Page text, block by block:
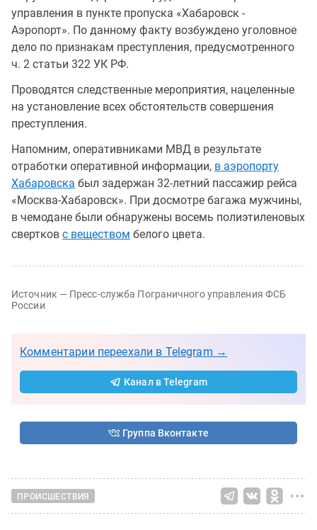
управления в пункте пропуска «Хабаровск -
Аэропорт». По данному факту возбуждено уголовное
дело по признакам преступления, предусмотренного
ч. 2 статьи 322 УК РФ.
Проводятся следственные мероприятия, нацеленные
на установление всех обстоятельств совершения
преступления.
Напомним, оперативниками МВД в результате
отработки оперативной информации, в аэропорту
Хабаровска был задержан 32-летний пассажир рейса
«Москва-Хабаровск». При досмотре багажа мужчины,
в чемодане были обнаружены восемь полиэтиленовых
свертков с веществом белого цвета.
Источник — Пресс-служба Пограничного управления ФСБ
России
Комментарии переехали в Telegram →
Канал в Telegram
Группа Вконтакте
ПРОИСШЕСТВИЯ